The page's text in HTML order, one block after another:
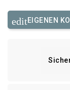
EIGENEN